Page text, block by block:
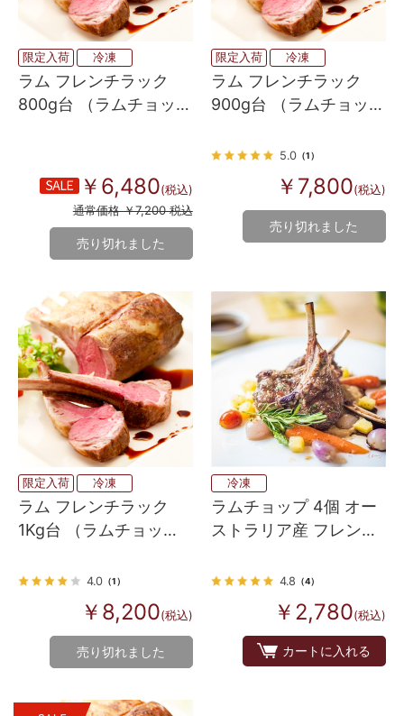
限定入荷 冷凍
ラム フレンチラック
800g台 （ラムチョッ
￥6,480(税込)
通常価格 ￥7,200 税込
売り切れました
限定入荷 冷凍
ラム フレンチラック
900g台 （ラムチョッ
5.0（1）
￥7,800(税込)
売り切れました
限定入荷 冷凍
ラム フレンチラック
1Kg台 （ラムチョッ
4.0 （1）
￥8,200(税込)
売り切れました
冷凍
ラムチョップ 4個 オー
ストラリア産 フレンチ
4.8 （4）
￥2,780(税込)
カートに入れる